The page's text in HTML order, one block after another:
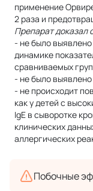
применение
2 раза и
Препарат доказал
- не было
динамике
сравниваемых
- не было
- не происходит
как у детей с
IgЕ в сыворотке
клинических
аллергических
Побочные